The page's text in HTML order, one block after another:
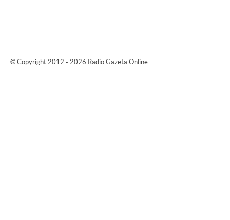
© Copyright 2012 - 2026 Rádio Gazeta Online